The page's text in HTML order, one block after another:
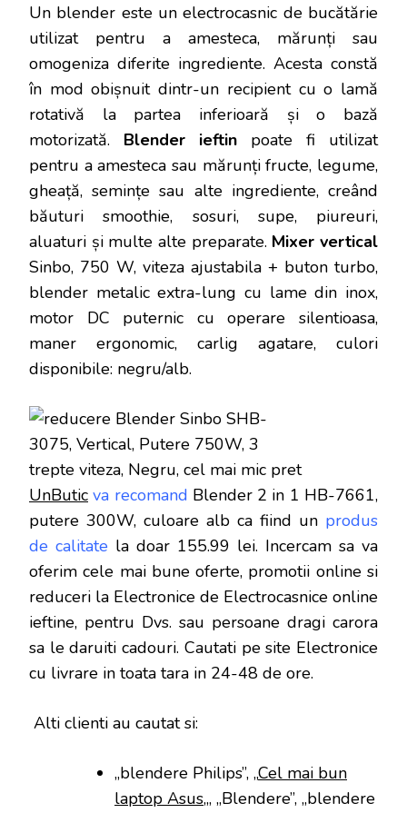
Un blender este un electrocasnic de bucătărie
utilizat pentru a amesteca, mărunți sau
omogeniza diferite ingrediente. Acesta constă
în mod obișnuit dintr-un recipient cu o lamă
rotativă la partea inferioară și o bază
motorizată. Blender ieftin poate fi utilizat
pentru a amesteca sau mărunți fructe, legume,
gheață, semințe sau alte ingrediente, creând
băuturi smoothie, sosuri, supe, piureuri,
aluaturi și multe alte preparate. Mixer vertical
Sinbo, 750 W, viteza ajustabila + buton turbo,
blender metalic extra-lung cu lame din inox,
motor DC puternic cu operare silentioasa,
maner ergonomic, carlig agatare, culori
disponibile: negru/alb.
UnButic va recomand Blender 2 in 1 HB-7661,
putere 300W, culoare alb ca fiind un produs
de calitate la doar 155.99 lei. Incercam sa va
oferim cele mai bune oferte, promotii online si
reduceri la Electronice de Electrocasnice online
ieftine, pentru Dvs. sau persoane dragi carora
sa le daruiti cadouri. Cautati pe site Electronice
cu livrare in toata tara in 24-48 de ore.
Alti clienti au cautat si:
„blendere Philips”, „Cel mai bun
laptop Asus„, „Blendere”, „blendere